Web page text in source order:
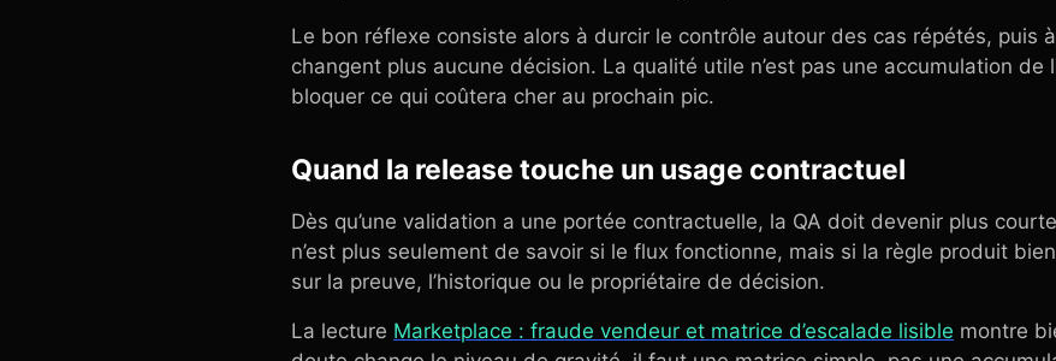
Le bon réflexe consiste alors à durcir le contrôle autour des cas répétés, puis
changent plus aucune décision. La qualité utile n’est pas une accumulation de
bloquer ce qui coûtera cher au prochain pic.
Quand la release touche un usage contractuel
Dès qu’une validation a une portée contractuelle, la QA doit devenir plus
n’est plus seulement de savoir si le flux fonctionne, mais si la règle produit
sur la preuve, l’historique ou le propriétaire de décision.
La lecture Marketplace : fraude vendeur et matrice d’escalade lisible montre